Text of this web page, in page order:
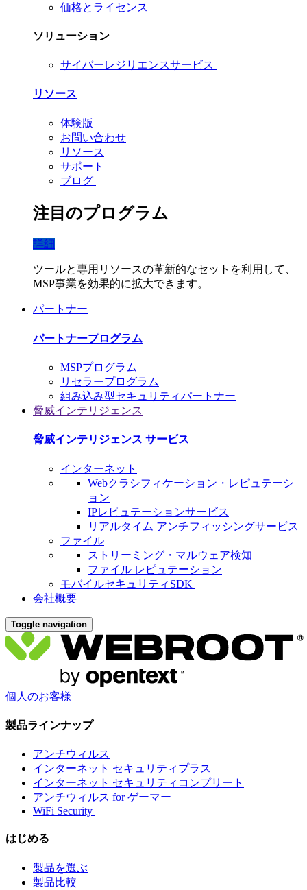
価格とライセンス
ソリューション
サイバーレジリエンスサービス
リソース
体験版
お問い合わせ
リソース
サポート
ブログ
注目のプログラム
詳細
ツールと専用リソースの革新的なセットを利用して、
MSP事業を効果的に拡大できます。
パートナー
パートナープログラム
MSPプログラム
リセラープログラム
組み込み型セキュリティパートナー
脅威インテリジェンス
脅威インテリジェンス サービス
インターネット
Webクラシフィケーション・レピュテーシ
ョン
IPレピュテーションサービス
リアルタイム アンチフィッシングサービス
ファイル
ストリーミング・マルウェア検知
ファイル レピュテーション
モバイルセキュリティSDK
会社概要
Toggle navigation
個人のお客様
製品ラインナップ
アンチウィルス
インターネット セキュリティプラス
インターネット セキュリティコンプリート
アンチウィルス for ゲーマー
WiFi Security
はじめる
製品を選ぶ
製品比較